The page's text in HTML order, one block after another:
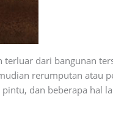
dari bangunan
rerumputan atau
dan beberapa hal